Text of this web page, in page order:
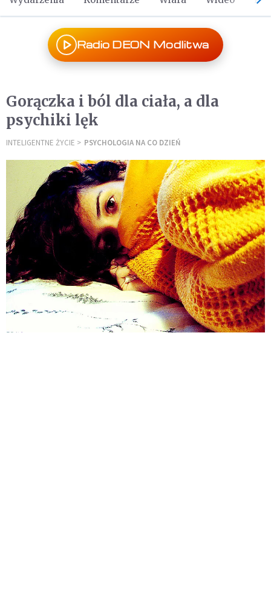
Radio DEON Modlitwa
Gorączka i ból dla ciała, a dla
psychiki lęk
INTELIGENTNE ŻYCIE PSYCHOLOGIA NA CO DZIEŃ